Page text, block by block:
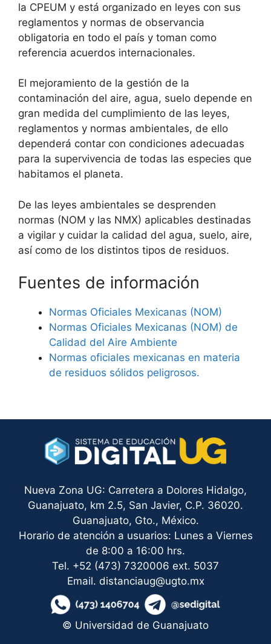
la CPEUM y está organizado en leyes con sus
reglamentos y normas de observancia
obligatoria en todo el país y toman como
referencia acuerdos internacionales.
El mejoramiento de la gestión de la
contaminación del aire, agua, suelo depende en
gran medida del cumplimiento de las leyes,
reglamentos y normas ambientales, de ello
dependerá contar con condiciones adecuadas
para la supervivencia de todas las especies que
habitamos el planeta.
De las leyes ambientales se desprenden
normas (NOM y las NMX) aplicables destinadas
a vigilar y cuidar la calidad del agua, suelo, aire,
así como de los distintos tipos de residuos.
Fuentes de información
Normas Oficiales Mexicanas (NOM)
Normas Oficiales Mexicanas (NOM) de
Calidad del Aire Ambiente
Normas oficiales mexicanas en materia
de residuos sólidos peligrosos.
Nueva Zona UG: Carretera a Dolores Hidalgo,
Guanajuato, km 2.5, San Javier, C.P. 36020.
Guanajuato, Gto., México.
Horario de atención a usuarios: Lunes a Viernes
de 8:00 a 16:00 hrs.
Tel. +52 (473) 7320006 ext. 5037
Email. distanciaug@ugto.mx
© Universidad de Guanajuato